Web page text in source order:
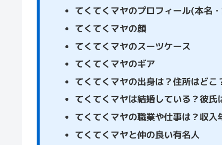
てくてくマヤのプロフィール(本名
てくてくマヤの顔
てくてくマヤのスーツケース
てくてくマヤのギア
てくてくマヤの出身は？住所はどこ
てくてくマヤは結婚している？彼氏
てくてくマヤの職業や仕事は？収入
てくてくマヤと仲の良い有名人